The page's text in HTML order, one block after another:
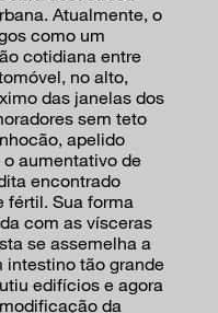
Atualmente, o
como um
cotidiana entre
no alto,
das janelas dos
sem teto
apelido
aumentativo de
encontrado
fértil. Sua forma
com as vísceras
se assemelha a
intestino tão grande
edifícios e agora
da